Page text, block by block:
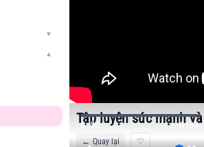
▼
▼
0:00 0:34
Tập luyện sức mạnh
← Quay lại ♡